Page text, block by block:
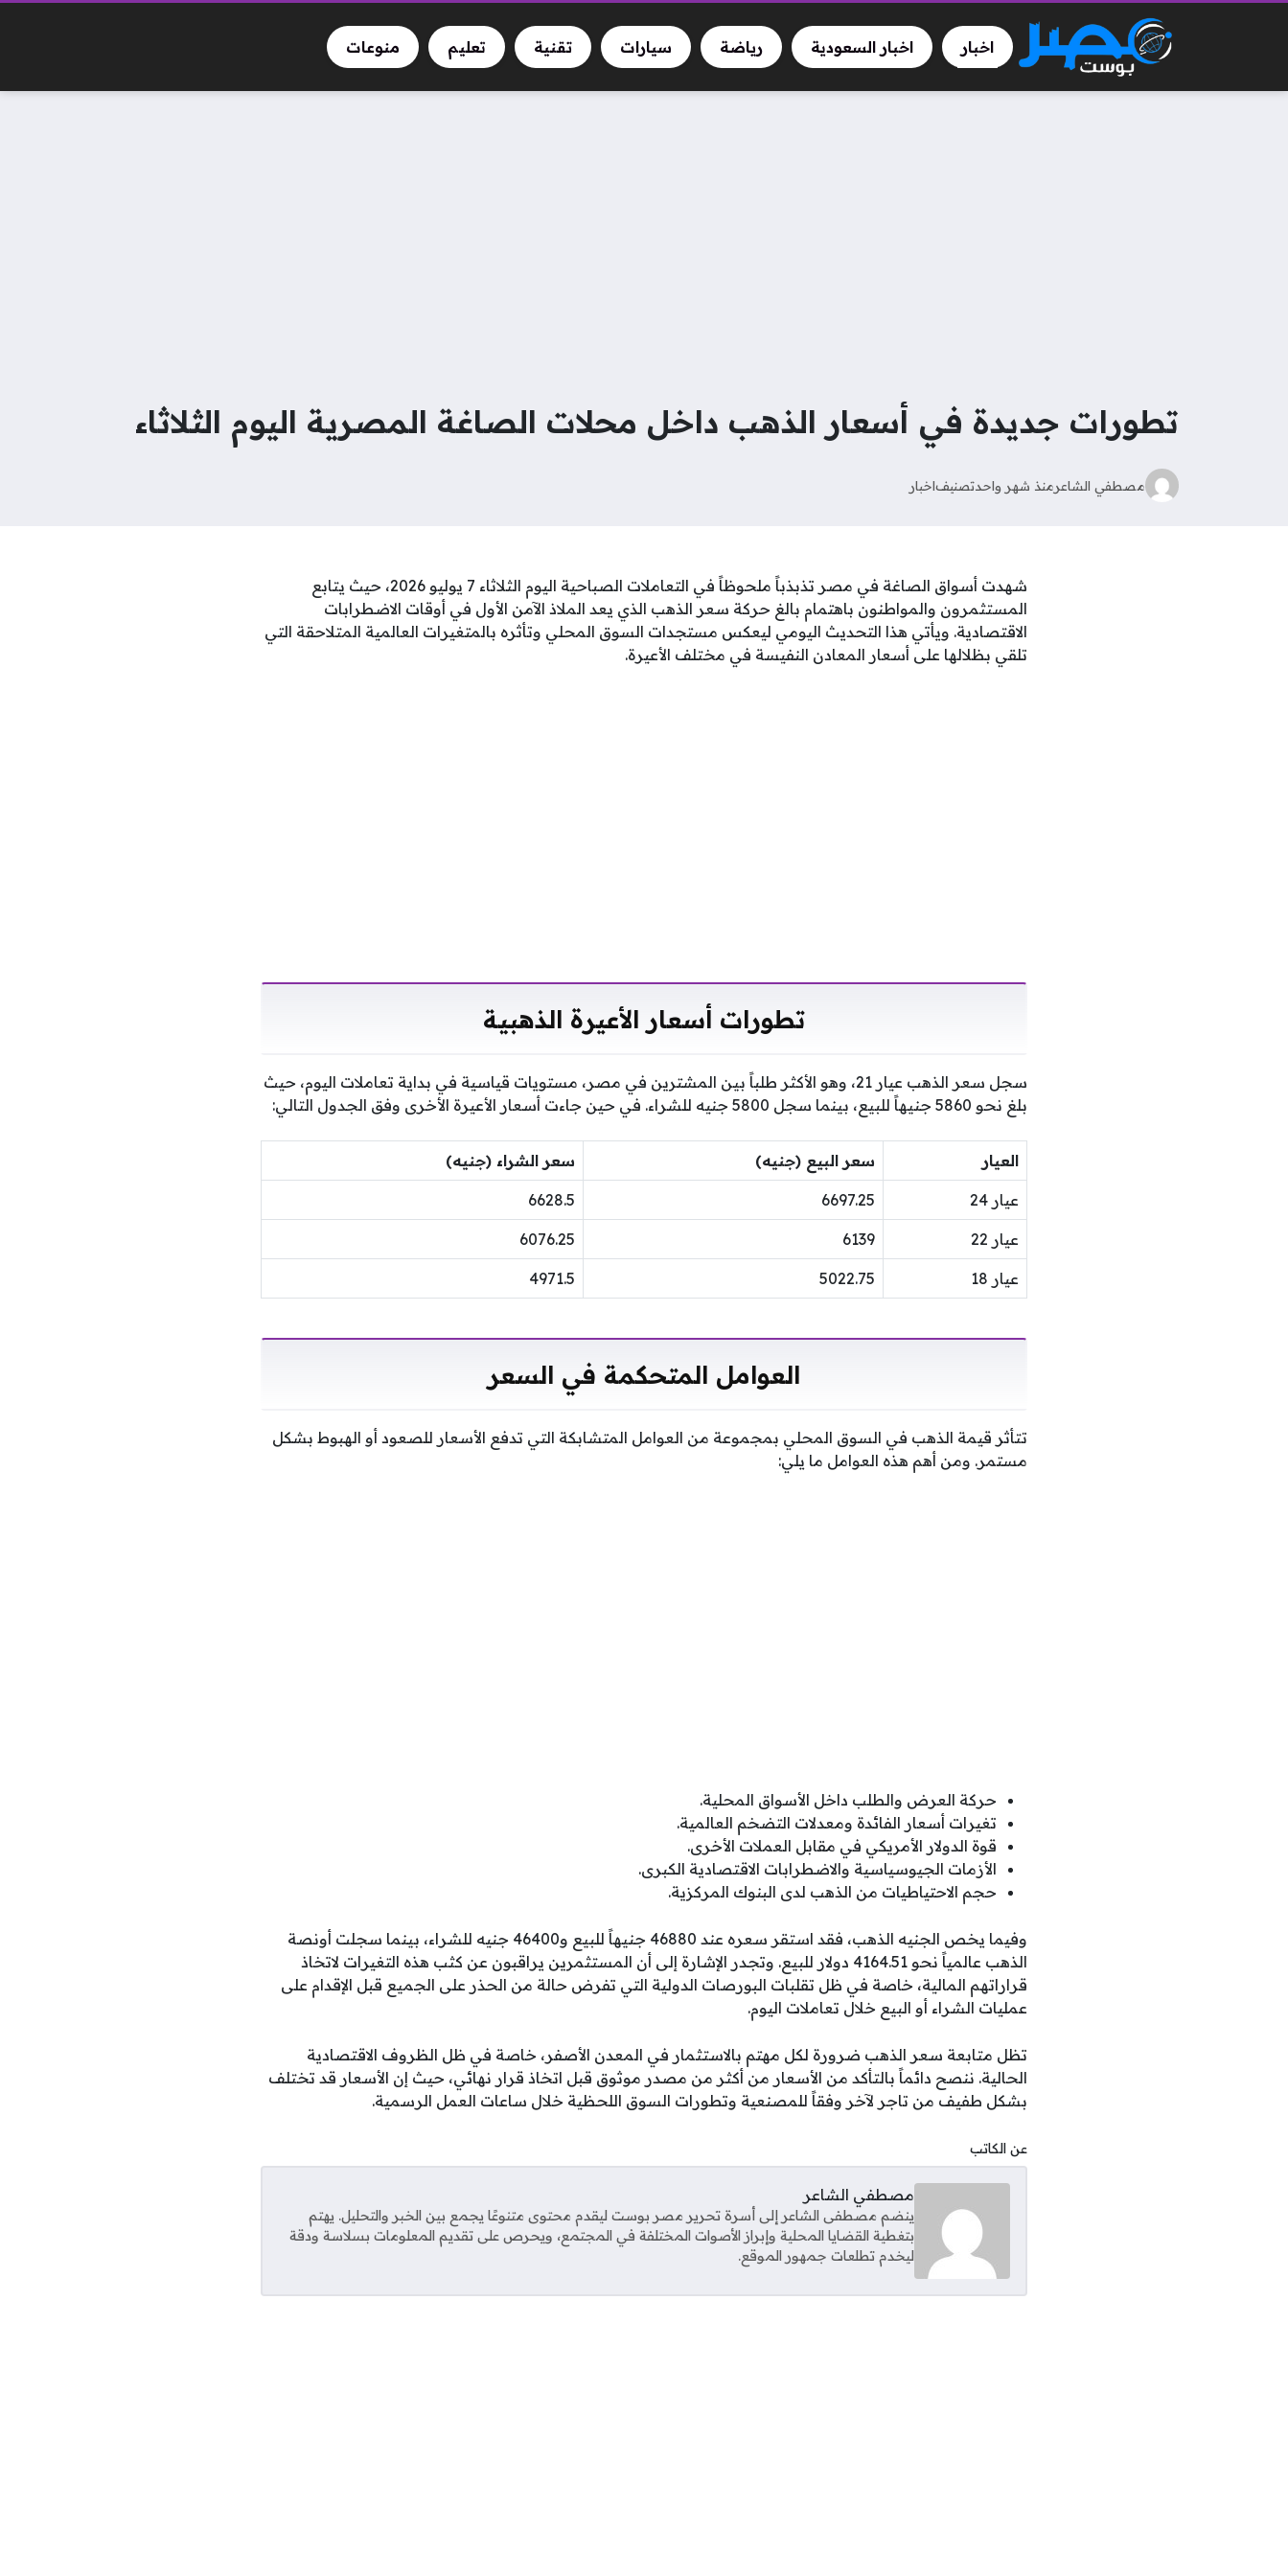
اخبار اخبار السعودية رياضة سيارات تقنية تعليم منوعات
تطورات جديدة في أسعار الذهب داخل محلات الصاغة المصرية اليوم الثلاثاء
مصطفي الشاعرمنذ شهر واحدتصنيفاخبار
شهدت أسواق الصاغة في مصر تذبذباً ملحوظاً في التعاملات الصباحية اليوم الثلاثاء 7 يوليو 2026، حيث يتابع
المستثمرون والمواطنون باهتمام بالغ حركة سعر الذهب الذي يعد الملاذ الآمن الأول في أوقات الاضطرابات
الاقتصادية. ويأتي هذا التحديث اليومي ليعكس مستجدات السوق المحلي وتأثره بالمتغيرات العالمية المتلاحقة التي
تلقي بظلالها على أسعار المعادن النفيسة في مختلف الأعيرة.
تطورات أسعار الأعيرة الذهبية
سجل سعر الذهب عيار 21، وهو الأكثر طلباً بين المشترين في مصر، مستويات قياسية في بداية تعاملات اليوم، حيث
بلغ نحو 5860 جنيهاً للبيع، بينما سجل 5800 جنيه للشراء. في حين جاءت أسعار الأعيرة الأخرى وفق الجدول التالي:
العيار سعر البيع (جنيه) سعر الشراء (جنيه)
عيار 24 6697.25
6628.5
عيار 22 6139
6076.25
عيار 18 5022.75
4971.5
العوامل المتحكمة في السعر
تتأثر قيمة الذهب في السوق المحلي بمجموعة من العوامل المتشابكة التي تدفع الأسعار للصعود أو الهبوط بشكل
مستمر. ومن أهم هذه العوامل ما يلي:
حركة العرض والطلب داخل الأسواق المحلية.
تغيرات أسعار الفائدة ومعدلات التضخم العالمية.
قوة الدولار الأمريكي في مقابل العملات الأخرى.
الأزمات الجيوسياسية والاضطرابات الاقتصادية الكبرى.
حجم الاحتياطيات من الذهب لدى البنوك المركزية.
وفيما يخص الجنيه الذهب، فقد استقر سعره عند 46880 جنيهاً للبيع و46400 جنيه للشراء، بينما سجلت أونصة
الذهب عالمياً نحو 4164.51 دولار للبيع. وتجدر الإشارة إلى أن المستثمرين يراقبون عن كثب هذه التغيرات لاتخاذ
قراراتهم المالية، خاصة في ظل تقلبات البورصات الدولية التي تفرض حالة من الحذر على الجميع قبل الإقدام على
عمليات الشراء أو البيع خلال تعاملات اليوم.
تظل متابعة سعر الذهب ضرورة لكل مهتم بالاستثمار في المعدن الأصفر، خاصة في ظل الظروف الاقتصادية
الحالية. ننصح دائماً بالتأكد من الأسعار من أكثر من مصدر موثوق قبل اتخاذ قرار نهائي، حيث إن الأسعار قد تختلف
بشكل طفيف من تاجر لآخر وفقاً للمصنعية وتطورات السوق اللحظية خلال ساعات العمل الرسمية.
عن الكاتب
مصطفي الشاعر
ينضم مصطفى الشاعر إلى أسرة تحرير مصر بوست ليقدم محتوى متنوعًا يجمع بين الخبر والتحليل. يهتم
بتغطية القضايا المحلية وإبراز الأصوات المختلفة في المجتمع، ويحرص على تقديم المعلومات بسلاسة ودقة
ليخدم تطلعات جمهور الموقع.